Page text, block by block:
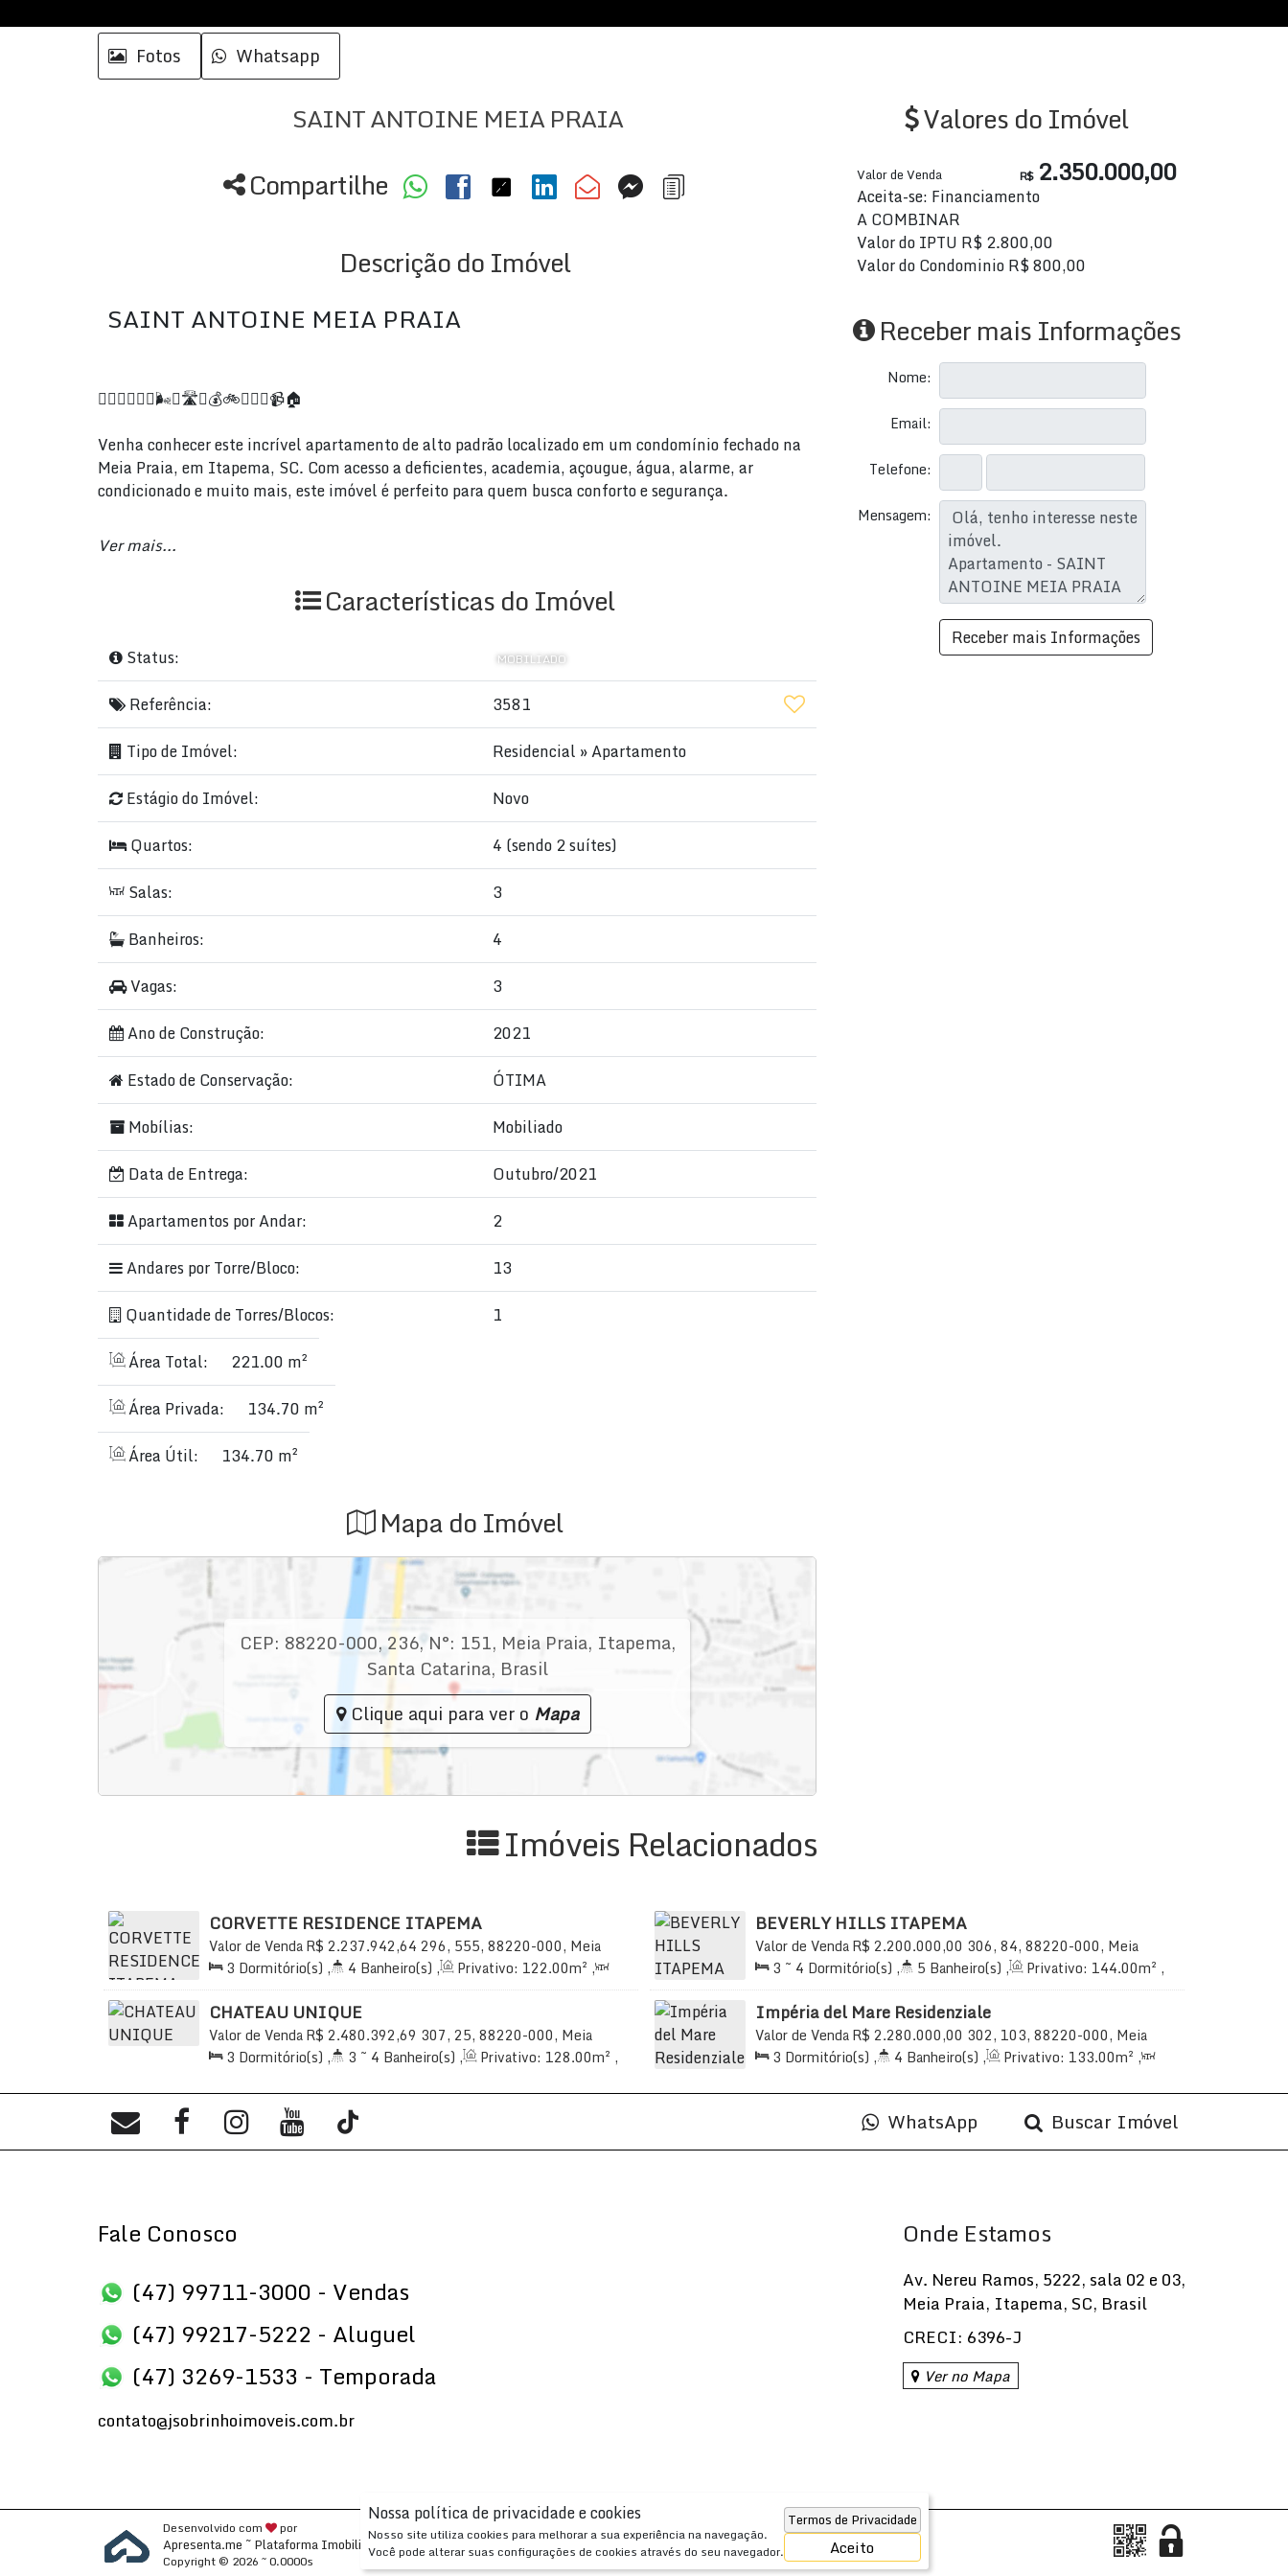
Nossa política de privacidade e cookies
Nosso site utiliza cookies para melhorar a sua experiência na navegação.
Você pode alterar suas configurações de cookies através do seu navegador.
Termos de Privacidade
Aceito
Fotos Whatsapp
SAINT ANTOINE MEIA PRAIA
Compartilhe
Descrição do Imóvel
SAINT ANTOINE MEIA PRAIA
🏋️‍♀️🥩🚿🚨🌟🌬️🧺🛣️📰💰🚲🍷🍔🔥📹🏠
Venha conhecer este incrível apartamento de alto padrão localizado em um condomínio fechado na
Meia Praia, em Itapema, SC. Com acesso a deficientes, academia, açougue, água, alarme, ar
condicionado e muito mais, este imóvel é perfeito para quem busca conforto e segurança.
Com 4 quartos, 4 banheiros, 2 suítes, 3 garagens e 3 salas, este apartamento possui uma área total
de 221m², sendo 134.7m² de área privada e útil. Além disso, o condomínio oferece bicicletário,
agora mesmo e garanta o seu novo lar por apenas R$ 2.350.000,00. Venha viver com todo o conforto
e comodidade que você merece! 🏠🔑🌴
BR.
Ver mais...
Características do Imóvel
Status: MOBILIADO
Referência:
3581
Tipo de Imóvel:
Residencial »Apartamento
Estágio do Imóvel:
Novo
Quartos:
4 (sendo 2 suítes)
Salas:
3
Banheiros:
4
Vagas:
3
Ano de Construção:
2021
Estado de Conservação:
ÓTIMA
Mobílias:
Mobiliado
Data de Entrega:
Outubro/2021
Apartamentos por Andar:
2
Andares por Torre/Bloco:
13
Quantidade de Torres/Blocos:
1
Área Total:
221.00 m²
Área Privada:
134.70 m²
Área Útil:
134.70 m²
Mapa do Imóvel
CEP: 88220-000,236,N°: 151, Meia Praia, Itapema,
Santa Catarina, Brasil
Clique aqui para ver o Mapa
Valores do Imóvel
R$2.350.000,00
Valor de Venda
Aceita-se: Financiamento
A COMBINAR
Valor do IPTU R$2.800,00
Valor do CondominioR$800,00
Receber mais Informações
Nome:
Email:
Telefone:
Mensagem:
Imóveis Relacionados
CORVETTE RESIDENCE ITAPEMA
R$ 2.237.942,64
Valor de Venda 296, 555, 88220-000, Meia
Praia, Itapema, Santa Catarina, Brasil
3 Dormitório(s) , 4 Banheiro(s) , Privativo: 122.00m² ,
2 Sala(s), 3 Suíte(s), Total:199.00m², 2 Vaga(s) ,
Útil: 122 .00m²
BEVERLY HILLS ITAPEMA
R$ 2.200.000,00
Valor de Venda 306, 84, 88220-000, Meia
Praia, Itapema, Santa Catarina, Brasil
3 ~ 4 Dormitório(s) , 5 Banheiro(s) , Privativo: 144.00m² ,
2 Sala(s), 3 ~ 4 Suíte(s), Total:221.00m², 2 ~ 3
Vaga(s) , Útil: 144 .00
CHATEAU UNIQUE
R$ 2.480.392,69
Valor de Venda 307, 25, 88220-000, Meia
Praia, Itapema, Santa Catarina, Brasil
3 Dormitório(s) , 3 ~ 4 Banheiro(s) , Privativo: 128.00m² ,
Útil:128.00m²
Impéria del Mare Residenziale
R$ 2.280.000,00
Valor de Venda 302, 103, 88220-000, Meia
Praia, Itapema, Santa Catarina, Brasil
3 Dormitório(s) , 4 Banheiro(s) , Privativo: 133.00m² ,
450mDistância do Mar, Útil:133.00m²
WhatsApp Buscar Imóvel
Fale Conosco
(47) 99711-3000 - Vendas
(47) 99217-5222 - Aluguel
(47) 3269-1533 - Temporada
contato@jsobrinhoimoveis.com.br
Onde Estamos
Av. Nereu Ramos, 5222, sala 02 e 03,
Meia Praia, Itapema, SC, Brasil
CRECI: 6396-J
Ver no Mapa
Desenvolvido com por
Apresenta.me ~ Plataforma Imobiliária
Copyright © 2026 ~ 0.0000s
JSobrinho Imóveis
www.jsobrinho.com.br